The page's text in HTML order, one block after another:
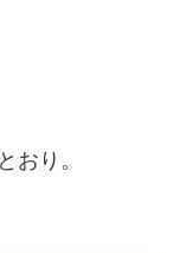
おり。